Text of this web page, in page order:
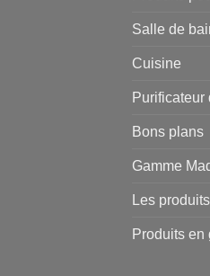
Salle de
Cuisine
Purificateur
Bons plans
Gamme
Les
Produits en